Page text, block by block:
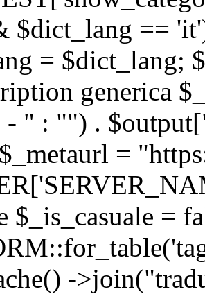
$dict_lang ==
= $dict_lang;
generica
" : "") .
=
$_is_casuale =
-